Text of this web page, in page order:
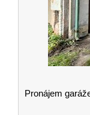
Pronájem garáže,